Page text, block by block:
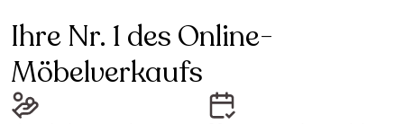
Ihre Nr. 1 des Online-
Möbelverkaufs